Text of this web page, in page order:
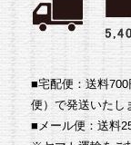
■宅配便：送料
便）で発送いたし
■メール便：送料